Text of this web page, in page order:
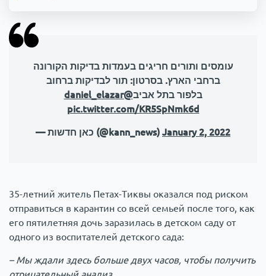
עומסים ותורים חריגים בעמדות בדיקות הקורונה
ברחבי הארץ. בסרטון: תור לבדיקות ברחוב
בלפור בתל אביב@daniel_elazar
pic.twitter.com/KR5SpNmk6d
— כאן חדשות (@kann_news) January 2, 2022
35-летний житель Петах-Тиквы оказался под риском
отправиться в карантин со всей семьей после того, как
его пятилетняя дочь заразилась в детском саду от
одного из воспитателей детского сада:
– Мы ждали здесь больше двух часов, чтобы получить